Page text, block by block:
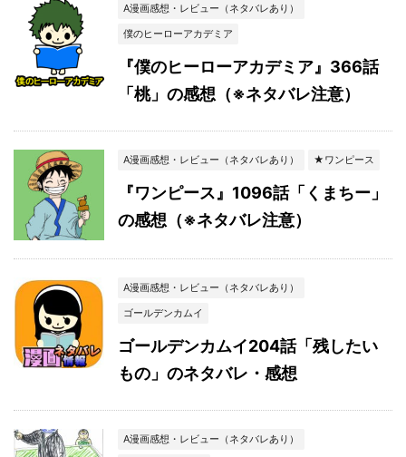
A漫画感想・レビュー（ネタバレあり）
僕のヒーローアカデミア
『僕のヒーローアカデミア』366話
「桃」の感想（※ネタバレ注意）
A漫画感想・レビュー（ネタバレあり） ★ワンピース
『ワンピース』1096話「くまちー」
の感想（※ネタバレ注意）
A漫画感想・レビュー（ネタバレあり）
ゴールデンカムイ
ゴールデンカムイ204話「残したい
もの」のネタバレ・感想
A漫画感想・レビュー（ネタバレあり）